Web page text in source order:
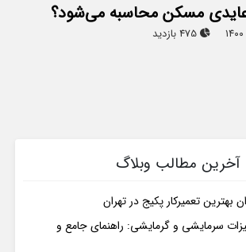
مسکن محاسبه می‌شود؟
475 بازدید
آخرین مطالب وبلاگ
بهترین تعمیرکار پکیج در تهران
سرمایشی و گرمایشی: راهنمای جامع و